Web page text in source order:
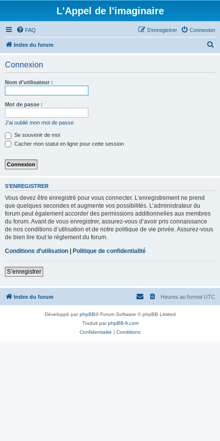
L'Appel de l'imaginaire
FAQ Connexion
S’enregistrer
Index du forum
Connexion
Nom d’utilisateur :
Mot de passe :
J’ai oublié mon mot de passe
Se souvenir de moi
Cacher mon statut en ligne pour cette session
S’ENREGISTRER
Vous devez être enregistré pour vous connecter. L’enregistrement ne prend
que quelques secondes et augmente vos possibilités. L’administrateur du
forum peut également accorder des permissions additionnelles aux membres
du forum. Avant de vous enregistrer, assurez-vous d’avoir pris connaissance
de nos conditions d’utilisation et de notre politique de vie privée. Assurez-vous
de bien lire tout le règlement du forum.
Conditions d’utilisation | Politique de confidentialité
S’enregistrer
Index du forum Heures au format UTC
Développé parphpBB® Forum Software © phpBB Limited
Traduit parphpBB-fr.com
Confidentialité | Conditions